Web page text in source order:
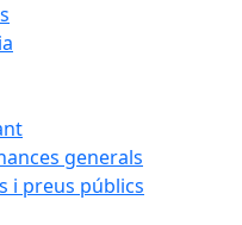
generals
i preus públics